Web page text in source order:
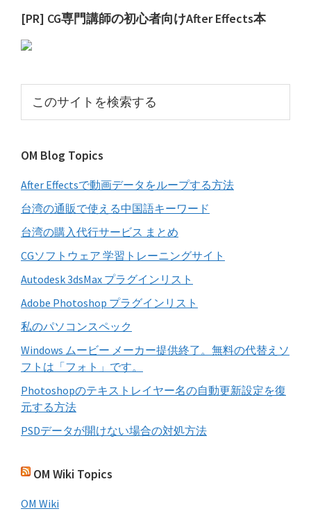
最
初
サ
イ
バ
ー
[PR] CG専門講師の初心者向けAfter Effects本
ト
検
索
す
る
OM Blog Topics
After Effectsで動画データをループする方法
台湾の通販で使える中国語キーワード
台湾の購入代行サービス まとめ
CGソフトウェア 学習トレーニングサイト
Autodesk 3dsMax プラグインリスト
Adobe Photoshop プラグインリスト
私のパソコンスペック
Windows ムービー メーカー提供終了。無料の代替えソ
フトは「フォト」です。
Photoshopのテキストレイヤー名の自動更新設定を復
元する方法
PSDデータが開けない場合の対処方法
OM Wiki Topics
OM Wiki